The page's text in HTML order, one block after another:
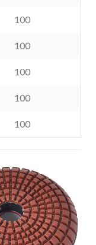
100
100
100
100
100